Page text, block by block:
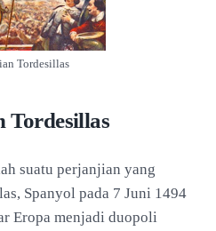
Tordesillas
Tordesillas
suatu perjanjian yang
Spanyol pada 7 Juni 1494
Eropa menjadi duopoli